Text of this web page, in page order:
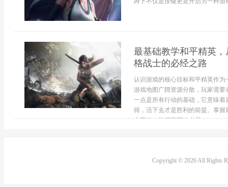
最基础教学和平精英
格战士的必经之路
认识游戏的核心目标和平精英作
游戏地图广阔资源分散，玩家需
一点是所有行动的基础，它意味
得，活下去才是胜利的前提。掌
伞开始，选择降落地点是...
Copyright © 2026 All Rights